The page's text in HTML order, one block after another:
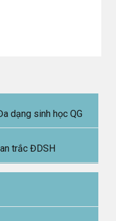
dạng sinh học QG
trắc ĐDSH